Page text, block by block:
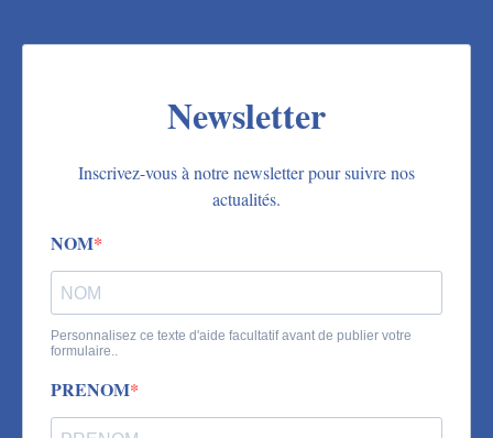
Newsletter
Inscrivez-vous à notre newsletter pour suivre nos
actualités.
NOM
Personnalisez ce texte d'aide facultatif avant de publier votre
formulaire..
PRENOM